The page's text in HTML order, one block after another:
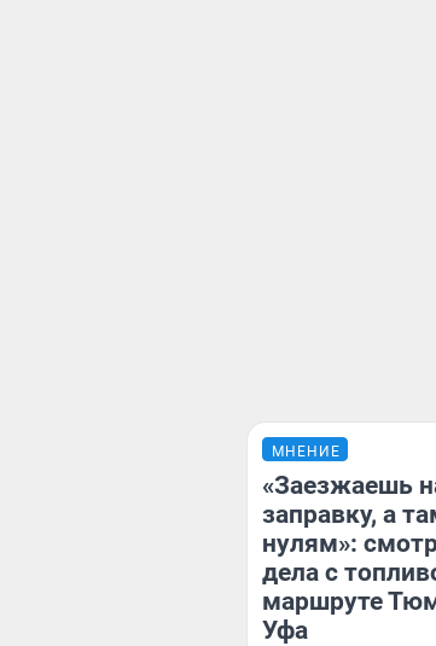
МНЕНИЕ
«Заезжаешь
заправку, а
нулям»:
дела с
маршруте
Уфа